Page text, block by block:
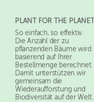
PLANT FOR THE PLANET
So einfach, so effektiv.
Die Anzahl der zu
pflanzenden Bäume wird
basierend auf Ihrer
Bestellmenge berechnet.
Damit unterstützen wir
gemeinsam die
Wiederaufforstung und
Biodiversität auf der Welt.